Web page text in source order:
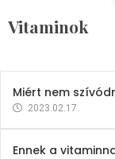
Vitaminok
Mindent a
2023.02.27.
Miért nem
2023.02.17.
Ennek a